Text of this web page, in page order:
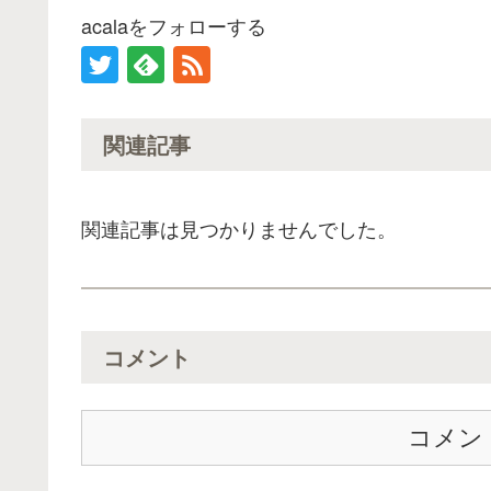
acalaをフォローする
関連記事
関連記事は見つかりませんでした。
コメント
コメン